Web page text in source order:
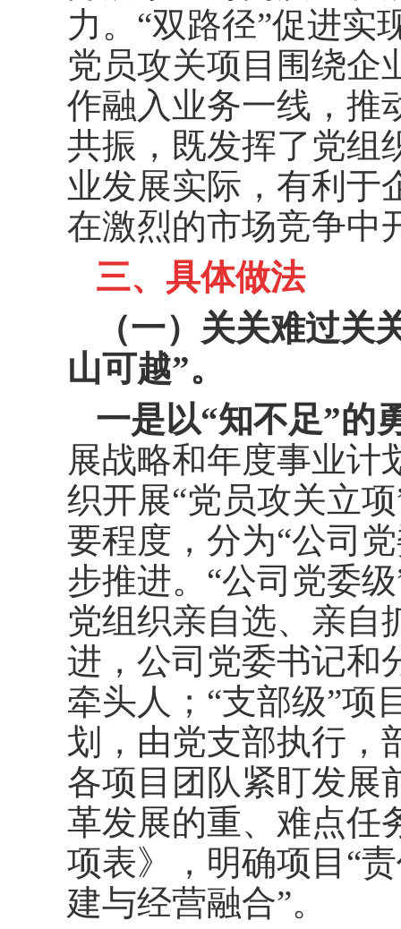
力。“双路径”促进实
党员攻关项目围绕企
作融入业务一线，推
共振，既发挥了党组
业发展实际，有利于
在激烈的市场竞争中
三、具体做法
（一）关关难过
山可越”。
一是以“知不足”的
展战略和年度事业计
织开展“党员攻关立
要程度，分为“公司
步推进。“公司党委
党组织亲自选、亲自
进，公司党委书记和
牵头人；“支部级”项
划，由党支部执行，
各项目团队紧盯发展
革发展的重、难点任
项表》，明确项目“
建与经营融合”。